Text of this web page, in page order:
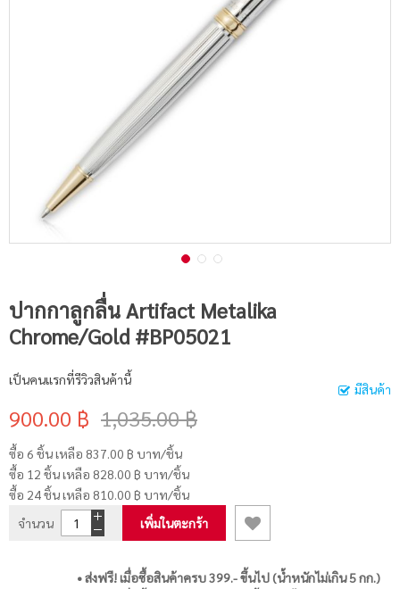
ปากกาลูกลื่น Artifact Metalika
Chrome/Gold #BP05021
มีสินค้า
เป็นคนแรกที่รีวิวสินค้านี้
900.00 ฿ 1,035.00 ฿
ซื้อ 6 ชิ้น เหลือ 837.00 ฿ บาท/ชิ้น
ซื้อ 12 ชิ้น เหลือ 828.00 ฿ บาท/ชิ้น
ซื้อ 24 ชิ้น เหลือ 810.00 ฿ บาท/ชิ้น
จำนวน
เพิ่มในตะกร้า
• ส่งฟรี! เมื่อซื้อสินค้าครบ 399.- ขึ้นไป (น้ำหนักไม่เกิน 5 กก.)